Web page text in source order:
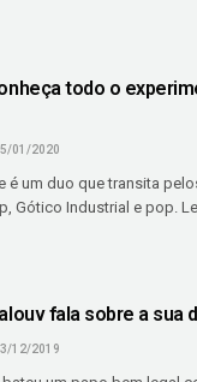
todo o
01/2020
é um duo que transita
Gótico Industrial e pop.
fala sobre a sua
12/2019